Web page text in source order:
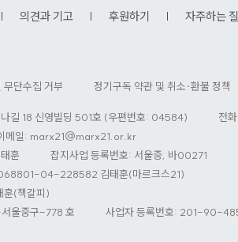
의견과 기고 후원하기 자주하는
무단수집 거부 정기구독 약관 및 취소·환불 정책
길 18 신영빌딩 501호 (우편번호: 04584) 전
메일: marx21@marx21.or.kr
훈
잡지사업 등록번호: 서울중, 바00271
04-228582 김태훈(마르크스21)
(책갈피)
울중구-778 호
사업자 등록번호: 201-90-